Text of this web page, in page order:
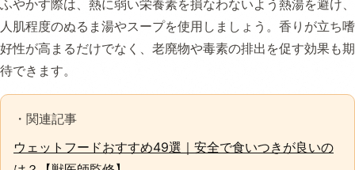
ふやかす際は、熱に弱い栄養素を損なわないよう熱湯を避け、
人肌程度のぬるま湯やスープを使用しましょう。香りが立ち嗜
好性が高まるだけでなく、老廃物や毒素の排出を促す効果も期
待できます。
・関連記事
ウェットフードおすすめ49選｜安全で食いつきが良いの